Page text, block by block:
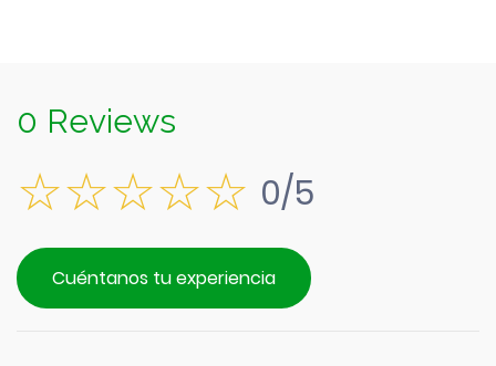
0 Reviews
0/5
Cuéntanos tu experiencia